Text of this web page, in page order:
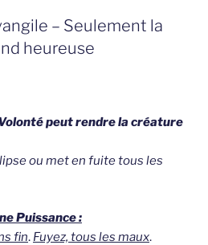
– Seulement la
heureuse
peut rendre la créature
ou met en fuite tous les
Puissance :
fin. Fuyez, tous les maux.